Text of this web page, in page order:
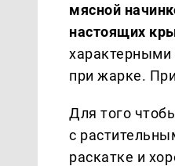
мясной
настоящих
характерными
при жарке.
Для того
с
раскатке и